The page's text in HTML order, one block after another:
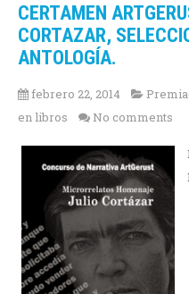
CERTAMEN
CORTAZAR,
ANTOLOGÍA.
febrero 22, 2014
en libros
No comments